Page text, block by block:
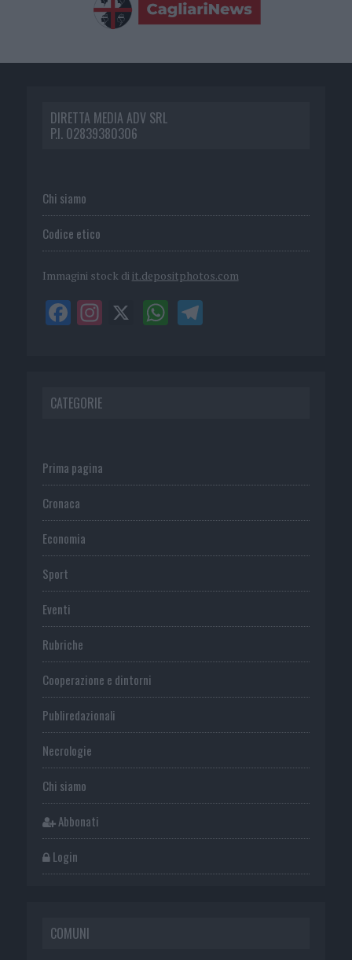
DIRETTA MEDIA ADV SRL
P.I. 02839380306
Chi siamo
Codice etico
Immagini stock di it.depositphotos.com
CATEGORIE
Prima pagina
Cronaca
Economia
Sport
Eventi
Rubriche
Cooperazione e dintorni
Publiredazionali
Necrologie
Chi siamo
Abbonati
Login
COMUNI